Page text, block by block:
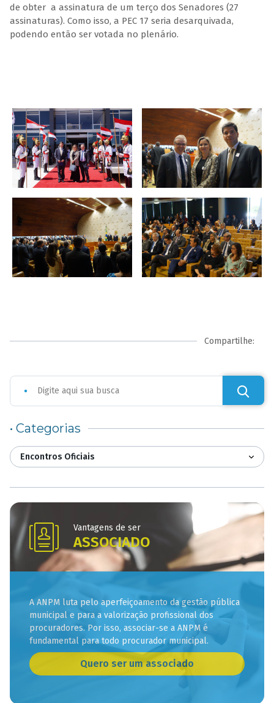
de obter a assinatura de um terço dos Senadores (27
assinaturas). Como isso, a PEC 17 seria desarquivada,
podendo então ser votada no plenário.
Compartilhe:
• Categorias
Encontros Oficiais
Vantagens de ser
ASSOCIADO
A ANPM luta pelo aperfeiçoamento da gestão pública
municipal e para a valorização profissional dos
procuradores. Por isso, associar-se a ANPM é
fundamental para todo procurador municipal.
Quero ser um associado